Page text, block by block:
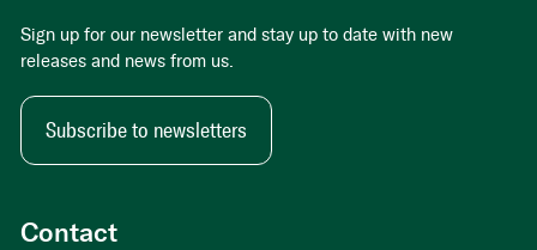
Contact
Sign up for our newsletter and stay up to date with new
releases and news from us.
Subscribe to newsletters